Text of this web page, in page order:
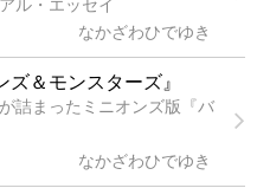
なかざわひでゆき
ズ＆モンスターズ』
詰まったミニオンズ版『バ
なかざわひでゆき